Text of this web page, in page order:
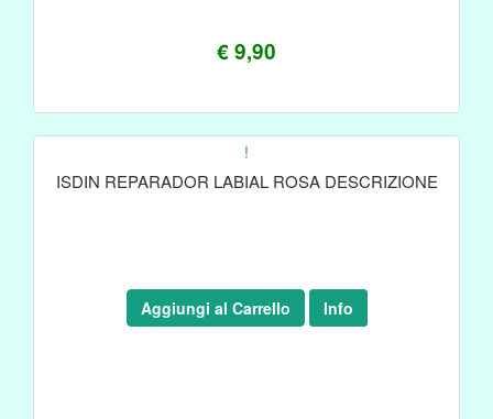
€ 9,90
!
ISDIN REPARADOR LABIAL ROSA DESCRIZIONE
Aggiungi al Carrello Info